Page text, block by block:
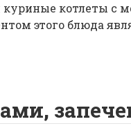
котлеты с
этого блюда